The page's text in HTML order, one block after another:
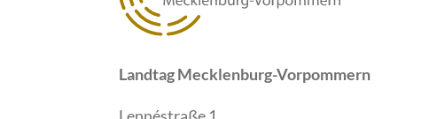
Landtag Mecklenburg-Vorpommern